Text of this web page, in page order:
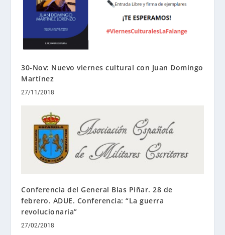
30-Nov: Nuevo viernes cultural con Juan Domingo
Martínez
27/11/2018
Conferencia del General Blas Piñar. 28 de
febrero. ADUE. Conferencia: “La guerra
revolucionaria”
27/02/2018